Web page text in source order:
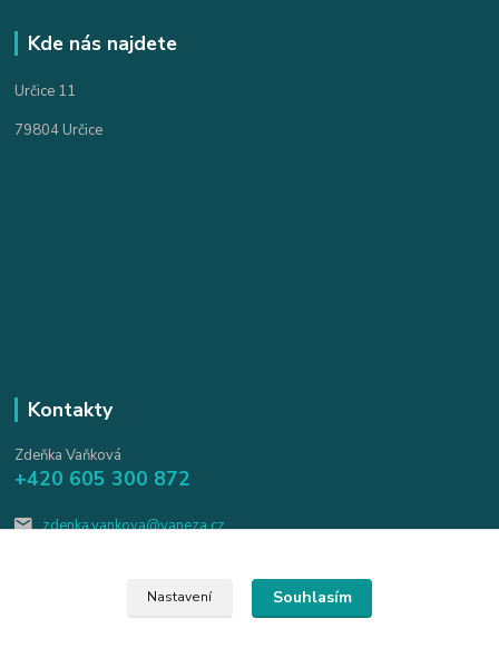
Kde nás najdete
Určice 11
79804 Určice
Kontakty
Zdeňka Vaňková
+420 605 300 872
zdenka.vankova@vaneza.cz
Nastavení Souhlasím